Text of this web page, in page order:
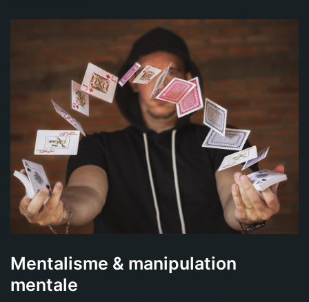
Mentalisme & manipulation
mentale